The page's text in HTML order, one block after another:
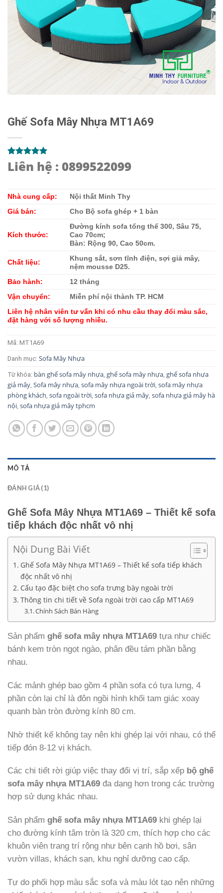
Ghế Sofa Mây Nhựa MT1A69
5.00trên 5
dựa trên
1
Liên hệ : 0899522099
Nhà cung cấp:
Nội thất Minh Thy
Giá bán:
Cho Bộ sofa ghép + 1 bàn
Kích thước:
Đường kính sofa tổng thể 300, Sâu 75,
Cao 70cm;
Bàn: Rộng 90, Cao 50cm.
Chất liệu:
Khung sắt, sơn tĩnh điện, sợi giả mây,
nệm mousse D25.
Bảo hành:
12 tháng
Vận chuyển:
Miễn phí nội thành TP. HCM
Liên hệ nhân viên tư vấn khi có nhu cầu thay đổi màu sắc,
đặt hàng với số lượng nhiều.
Mã: MT1A69
Danh mục: Sofa Mây Nhựa
Từ khóa: bàn ghế sofa mây nhựa, ghế sofa mây nhựa, ghế sofa nhựa
giả mây, Sofa mây nhựa, sofa mây nhựa ngoài trời, sofa mây nhựa
phòng khách, sofa ngoài trời, sofa nhựa giả mây, sofa nhựa giả mây hà
nội, sofa nhựa giả mây tphcm
MÔ TẢ
ĐÁNH GIÁ (1)
Ghế Sofa Mây Nhựa MT1A69 – Thiết kế sofa
tiếp khách độc nhất vô nhị
Nội Dung Bài Viết
Ghế Sofa Mây Nhựa MT1A69 – Thiết kế sofa tiếp khách
độc nhất vô nhị
Cấu tạo đặc biệt cho sofa trưng bày ngoài trời
Thông tin chi tiết về Sofa ngoài trời cao cấp MT1A69
Chính Sách Bán Hàng
Sản phẩm ghế sofa mây nhựa MT1A69 tựa như chiếc
bánh kem tròn ngọt ngào, phân đều tám phần bằng
nhau.
Các mảnh ghép bao gồm 4 phần sofa có tựa lưng, 4
phần còn lại chỉ là đôn ngồi hình khối tam giác xoay
quanh bàn tròn đường kính 80 cm.
Nhờ thiết kế không tay nên khi ghép lại với nhau, có thể
tiếp đón 8-12 vị khách.
Các chi tiết rời giúp việc thay đổi vị trí, sắp xếp bộ ghế
sofa mây nhựa MT1A69 đa dạng hơn trong các trường
hợp sử dụng khác nhau.
Sản phẩm ghế sofa mây nhựa MT1A69 khi ghép lại
cho đường kính tâm tròn là 320 cm, thích hợp cho các
khuôn viên trang trí rộng như bên cạnh hồ bơi, sân
vườn villas, khách sạn, khu nghỉ dưỡng cao cấp.
Tự do phối hợp màu sắc sofa và màu lót tạo nên những